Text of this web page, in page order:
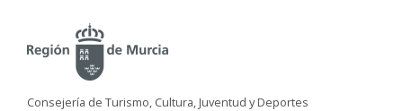
Consejería de Turismo, Cultura, Juventud y Deportes